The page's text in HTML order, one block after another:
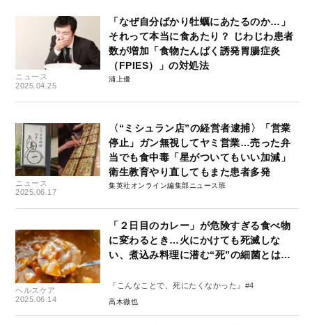
ニュース
2025.04.25
「なぜ自分ばかり牡蠣にあたるのか…」
それって本当に食あたり？ じわじわ患者
数が増加「食物たんぱく誘発胃腸症炎
（FPIES）」の対処法
浦上優
ニュース
2025.06.17
〈“ミシュラン店”の経営者逮捕〉「営業
停止」ガン無視してヤミ営業…売った弁
当でも食中毒「星がついてもいい加減」
衛生教育やり直してもまた患者多発
集英社オンライン編集部ニュース班
ヘルスケア
2025.06.14
「２日目のカレー」が危険すぎる食べ物
に変わるとき…火にかけても死滅しな
い、煮込み料理に潜む“死”の細菌とは…
『こんなことで、死にたくなかった』#4
高木徹也